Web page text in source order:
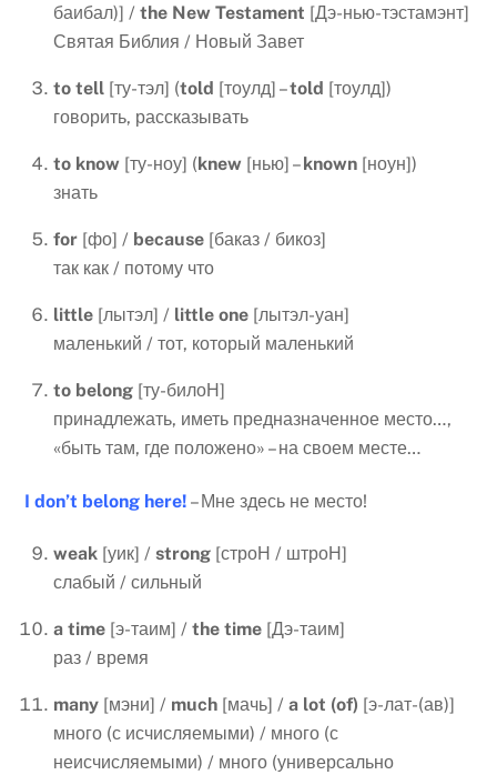
баибал)] / the New Testament [Дэ-нью-тэстамэнт]
Святая Библия / Новый Завет
to tell [ту-тэл] (told [тоулд] –told [тоулд])
говорить, рассказывать
to know [ту-ноу] (knew [нью] –known [ноун])
знать
for [фо] / because [баказ / бикоз]
так как / потому что
little [лытэл] / little one [лытэл-уан]
маленький / тот, который маленький
to belong [ту-билоН]
принадлежать, иметь предназначенное место…,
«быть там, где положено» – на своем месте…
I don’t belong here! – Мне здесь не место!
weak [уик] / strong [строН / штроН]
слабый / сильный
a time [э-таим] / the time [Дэ-таим]
раз / время
many [мэни] / much [мачь] / a lot (of) [э-лат-(ав)]
много (с исчисляемыми) / много (с
неисчисляемыми) / много (универсально